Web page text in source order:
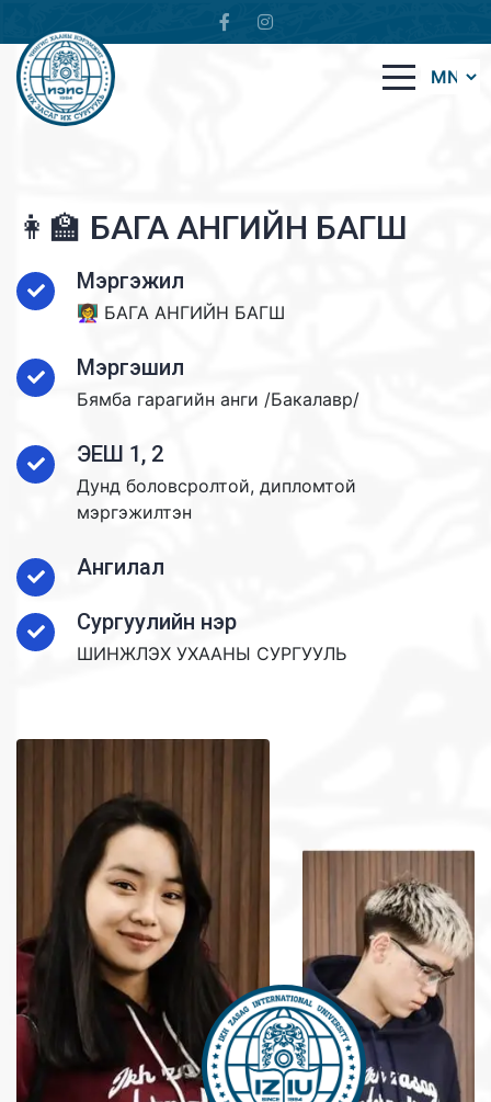
👩‍🏫 БАГА АНГИЙН БАГШ
Мэргэжил
👩‍🏫 БАГА АНГИЙН БАГШ
Мэргэшил
Бямба гарагийн анги /Бакалавр/
ЭЕШ 1, 2
Дунд боловсролтой, дипломтой
мэргэжилтэн
Ангилал
Сургуулийн нэр
ШИНЖЛЭХ УХААНЫ СУРГУУЛЬ